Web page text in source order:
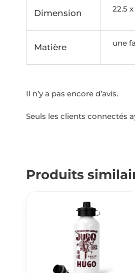
Dimension 22.5
Matière une
Il n’y a pas encore d’avis.
Seuls les clients connectés
Produits